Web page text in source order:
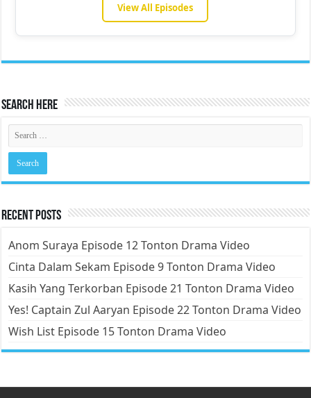
View All Episodes
Search Here
Recent Posts
Anom Suraya Episode 12 Tonton Drama Video
Cinta Dalam Sekam Episode 9 Tonton Drama Video
Kasih Yang Terkorban Episode 21 Tonton Drama Video
Yes! Captain Zul Aaryan Episode 22 Tonton Drama Video
Wish List Episode 15 Tonton Drama Video